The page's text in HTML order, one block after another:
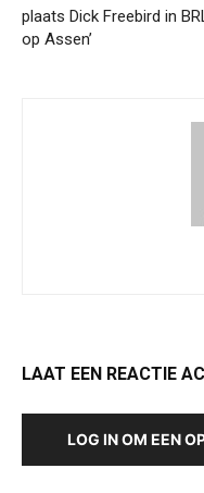
plaats Dick Freebird in
op Assen’
LAAT EEN REACTIE
LOG IN OM EEN